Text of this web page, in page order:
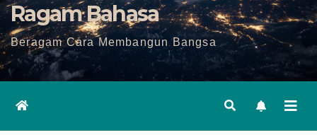
Ragam Bahasa
Beragam Cara Membangun Bangsa